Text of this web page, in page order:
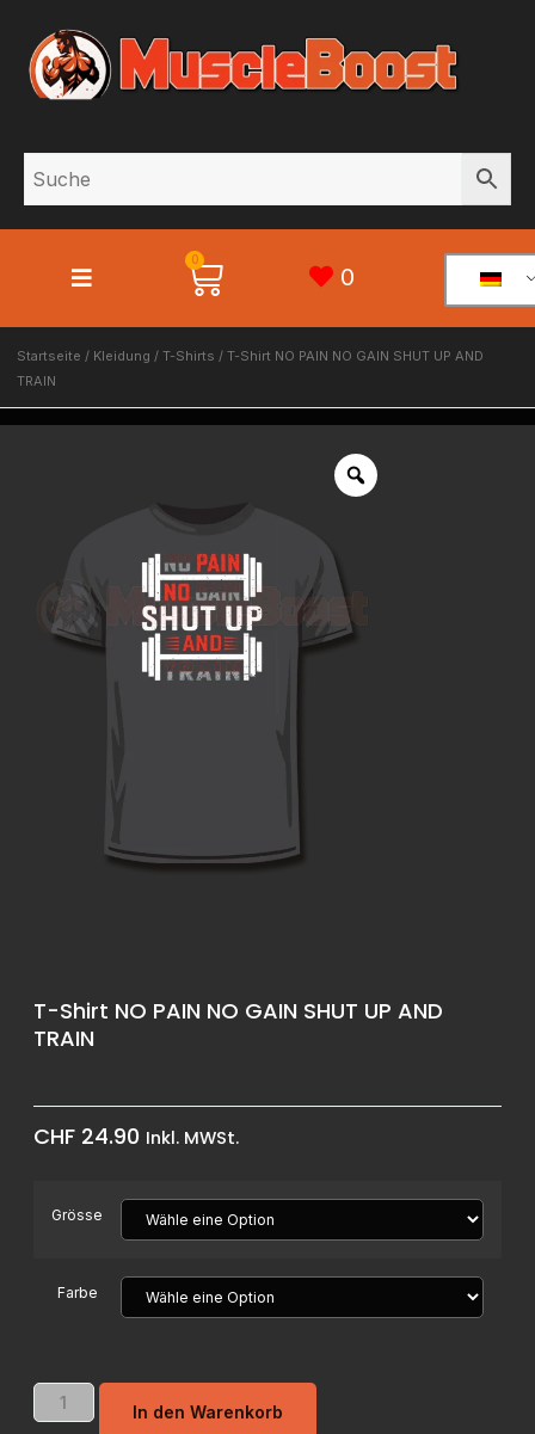
0
0
Startseite / Kleidung / T-Shirts / T-Shirt NO PAIN NO GAIN SHUT UP AND
TRAIN
T-Shirt NO PAIN NO GAIN SHUT UP AND
TRAIN
CHF 24.90 Inkl. MWSt.
Grösse
Farbe
In den Warenkorb